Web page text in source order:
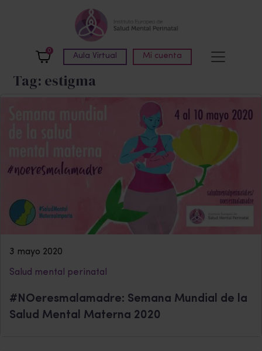
0
Aula Virtual Mi cuenta
Tag: estigma
3 mayo 2020
Salud mental perinatal
#NOeresmalamadre: Semana Mundial de la
Salud Mental Materna 2020